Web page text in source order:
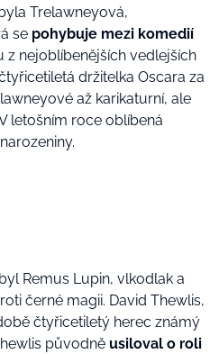
Trelawneyová,
se pohybuje mezi komedií
z nejoblíbenějších vedlejších
držitelka Oscara za
až karikaturní, ale
letošním roce oblíbená
Remus Lupin, vlkodlak a
černé magii. David Thewlis,
čtyřicetiletý herec známý
původně usiloval o roli